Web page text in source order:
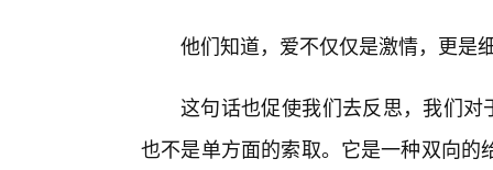
他们知道，爱不仅仅是激情，更是
这句话也促使我们去反思，我们对
也不是单方面的索取。它是一种双向